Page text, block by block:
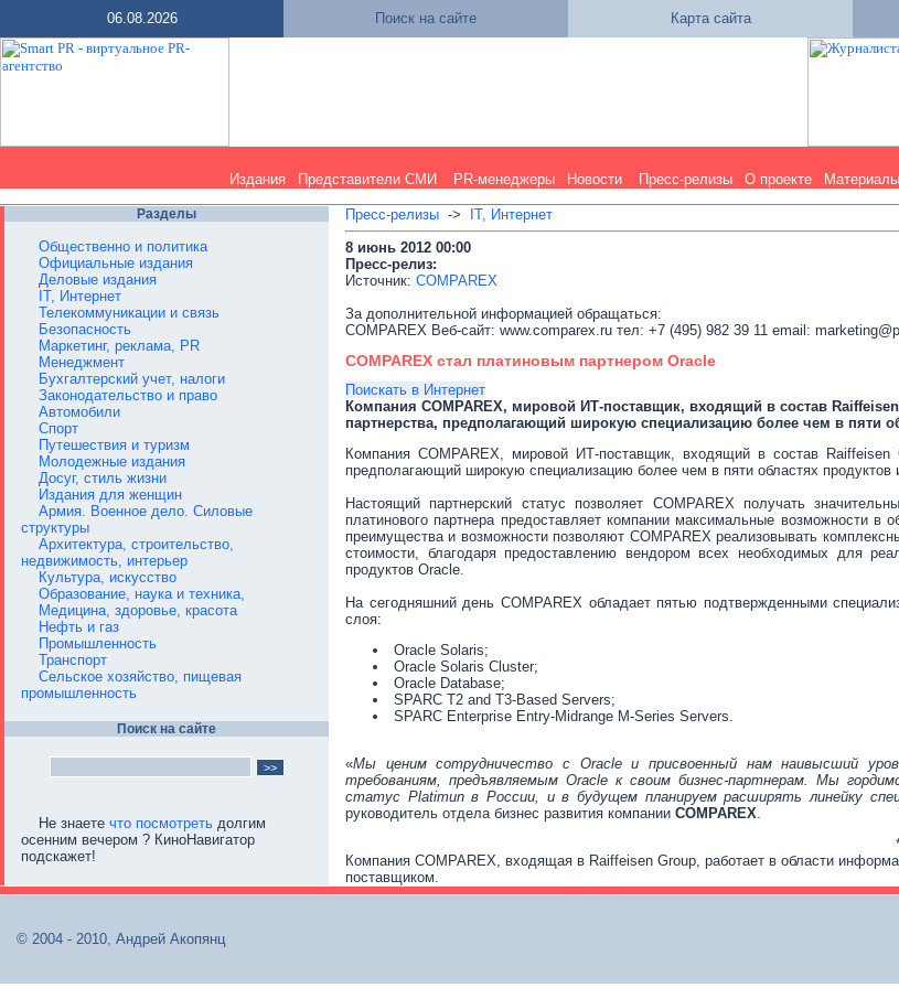
06.08.2026 Поиск на сайте Карта сайта
Издания Представители СМИ PR-менеджеры Новости Пресс-релизы О проекте Материалы
Разделы
Общественно и политика
Официальные издания
Деловые издания
IT, Интернет
Телекоммуникации и связь
Безопасность
Маркетинг, реклама, PR
Менеджмент
Бухгалтерский учет, налоги
Законодательство и право
Автомобили
Спорт
Путешествия и туризм
Молодежные издания
Досуг, стиль жизни
Издания для женщин
Армия. Военное дело. Силовые
структуры
Архитектура, строительство,
недвижимость, интерьер
Культура, искусство
Образование, наука и техника,
Медицина, здоровье, красота
Нефть и газ
Промышленность
Транспорт
Сельское хозяйство, пищевая
промышленность
Поиск на сайте
Не знаете что посмотреть долгим
осенним вечером ? КиноНавигатор
подскажет!
Пресс-релизы ->
IT, Интернет
8 июнь 2012 00:00
Пресс-релиз:
Источник: COMPAREX
За дополнительной информацией обращаться:
COMPAREX Веб-сайт: www.comparex.ru тел: +7 (495) 982 39 11 email:
COMPAREX стал платиновым партнером Oracle
Поискать в Интернет
Компания COMPAREX, мировой ИТ-поставщик, входящий в состав
партнерства, предполагающий широкую специализацию более чем в пяти
Компания COMPAREX, мировой ИТ-поставщик, входящий в состав
предполагающий широкую специализацию более чем в пяти областях продуктов
Настоящий партнерский статус позволяет COMPAREX получать
платинового партнера предоставляет компании максимальные возможности в
преимущества и возможности позволяют COMPAREX реализовывать
стоимости, благодаря предоставлению вендором всех необходимых для
продуктов Oracle.
На сегодняшний день COMPAREX обладает пятью подтвержденными
слоя:
Oracle Solaris;
Oracle Solaris Cluster;
Oracle Database;
SPARC T2 and T3-Based Servers;
SPARC Enterprise Entry-Midrange M-Series Servers.
«Мы ценим сотрудничество с Oracle и присвоенный нам наивысший
требованиям, предъявляемым Oracle к своим бизнес-партнерам. Мы
статус Platimun в России, и в будущем планируем расширять линейку
руководитель отдела бизнес развития компании COMPAREX.
Компания COMPAREX, входящая в Raiffeisen Group, работает в области
поставщиком.
© 2004 - 2010, Андрей Акопянц